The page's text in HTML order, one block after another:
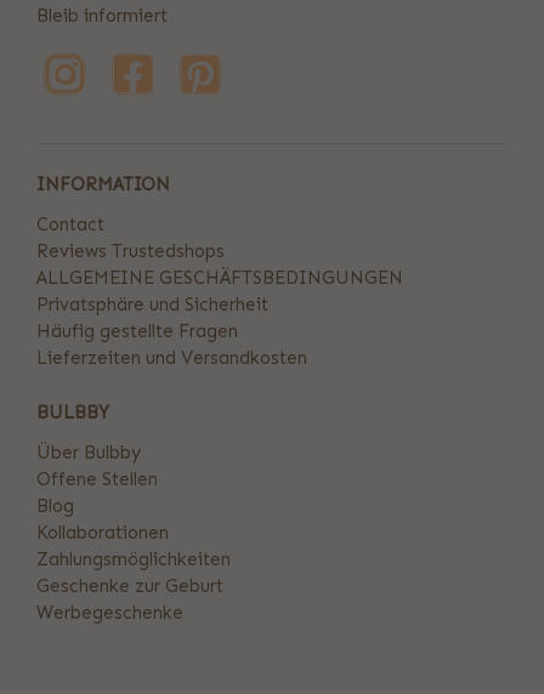
Bleib informiert
INFORMATION
Contact
Reviews Trustedshops
ALLGEMEINE GESCHÄFTSBEDINGUNGEN
Privatsphäre und Sicherheit
Häufig gestellte Fragen
Lieferzeiten und Versandkosten
BULBBY
Über Bulbby
Offene Stellen
Blog
Kollaborationen
Zahlungsmöglichkeiten
Geschenke zur Geburt
Werbegeschenke